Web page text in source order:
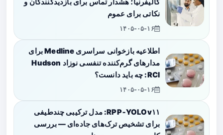
کالیفرنیا؛ هشدار تماس برای بازدیدکنندگان و
نکاتی برای عموم
۱۴۰۵-۰۵-۱۶
اطلاعیه بازخوانی سراسری Medline برای
مدارهای گرم‌کننده تنفسی نوزاد Hudson
RCI: چه باید دانست؟
۱۴۰۵-۰۵-۱۶
RPP‑YOLOv۱۱: مدل ترکیبی چندطیفی
برای تشخیص ترک‌های جاده‌ای — بررسی